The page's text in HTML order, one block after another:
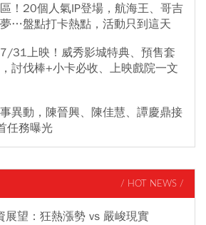
！20個人氣IP登場，航海王、哥吉
…盤點打卡熱點，活動只到這天
7/31上映！威秀影城特典、預售套
討伐棒+小卡必收、上映戲院一文
異動，陳晉興、陳佳慧、譚慶鼎接
任務曝光
/ HOT NEWS /
望：狂熱漲勢 vs 嚴峻現實